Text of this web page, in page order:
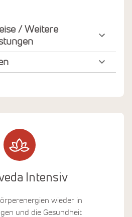
Intensiv
wieder in
und die Gesundheit
/ Weitere